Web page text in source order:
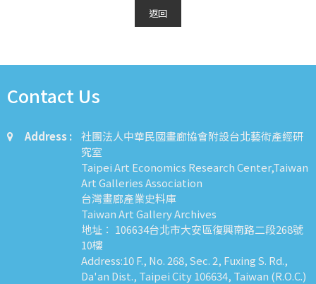
返回
Contact Us
Address :
社團法人中華民國畫廊協會附設台北藝術產經研
究室
Taipei Art Economics Research Center,Taiwan
Art Galleries Association
台灣畫廊產業史料庫
Taiwan Art Gallery Archives
地址： 106634台北市大安區復興南路二段268號
10樓
Address:10 F., No. 268, Sec. 2, Fuxing S. Rd.,
Da'an Dist., Taipei City 106634, Taiwan (R.O.C.)